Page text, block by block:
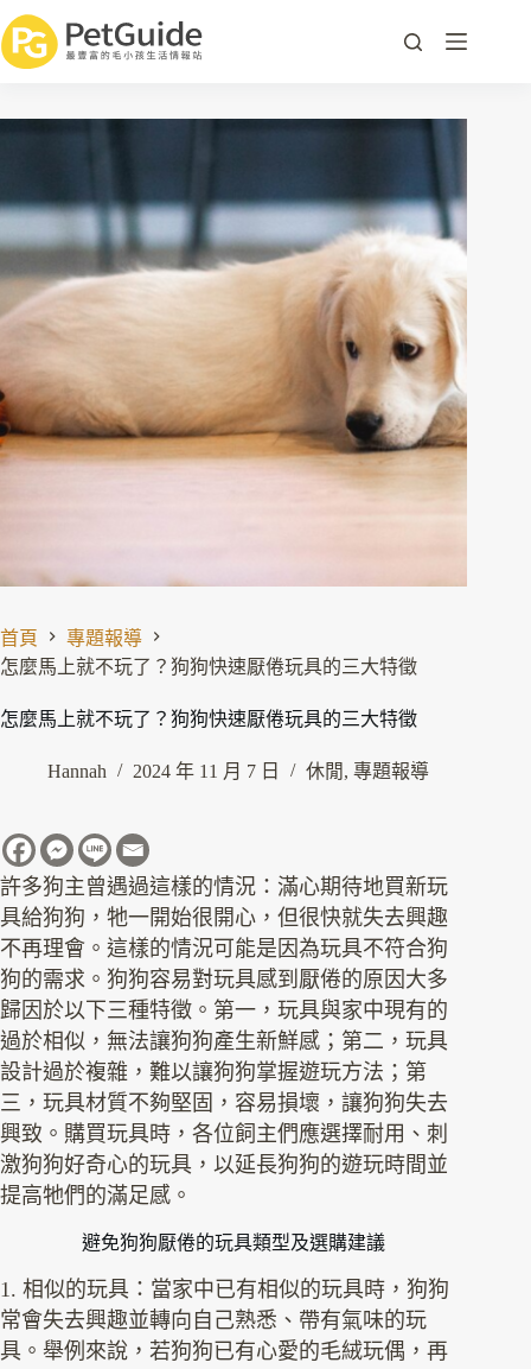
首頁
專題報導
怎麼馬上就不玩了？狗狗快速厭倦玩具的三大特徵
怎麼馬上就不玩了？狗狗快速厭倦玩具的三大特徵
Hannah 2024 年 11 月 7 日 休閒, 專題報導
許多狗主曾遇過這樣的情況：滿心期待地買新玩
具給狗狗，牠一開始很開心，但很快就失去興趣
不再理會。這樣的情況可能是因為玩具不符合狗
狗的需求。狗狗容易對玩具感到厭倦的原因大多
歸因於以下三種特徵。第一，玩具與家中現有的
過於相似，無法讓狗狗產生新鮮感；第二，玩具
設計過於複雜，難以讓狗狗掌握遊玩方法；第
三，玩具材質不夠堅固，容易損壞，讓狗狗失去
興致。購買玩具時，各位飼主們應選擇耐用、刺
激狗狗好奇心的玩具，以延長狗狗的遊玩時間並
提高牠們的滿足感。
避免狗狗厭倦的玩具類型及選購建議
1. 相似的玩具：當家中已有相似的玩具時，狗狗
常會失去興趣並轉向自己熟悉、帶有氣味的玩
具。舉例來說，若狗狗已有心愛的毛絨玩偶，再